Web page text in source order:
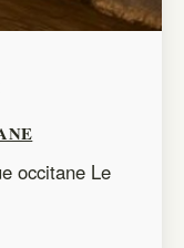
occitane Le